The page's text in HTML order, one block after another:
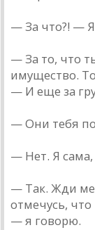
— За что?! —
— За то, что
имущество.
— И еще за
— Они тебя
— Нет. Я
— Так. Жди
отмечусь,
— я говорю.